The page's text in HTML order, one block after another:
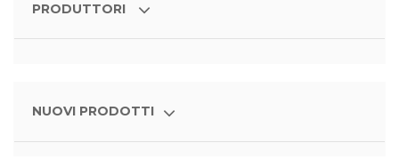
PRODUTTORI
NUOVI PRODOTTI